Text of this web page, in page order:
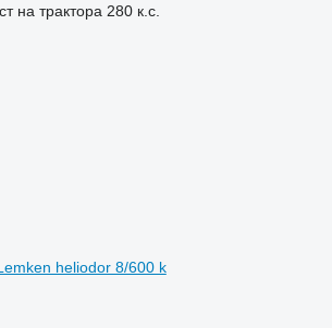
на трактора 280 к.с.
heliodor 8/600 k